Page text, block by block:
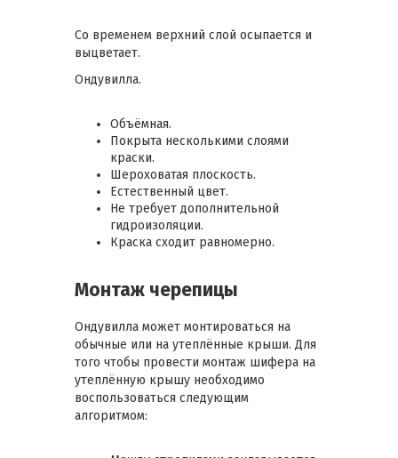
Со временем верхний слой осыпается и
выцветает.
Ондувилла.
Объёмная.
Покрыта несколькими слоями
краски.
Шероховатая плоскость.
Естественный цвет.
Не требует дополнительной
гидроизоляции.
Краска сходит равномерно.
Монтаж черепицы
Ондувилла может монтироваться на
обычные или на утеплённые крыши. Для
того чтобы провести монтаж шифера на
утеплённую крышу необходимо
воспользоваться следующим
алгоритмом: